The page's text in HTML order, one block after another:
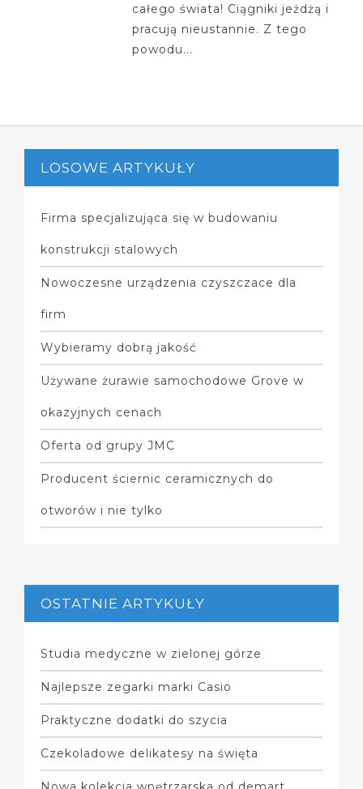
całego świata! Ciągniki jeżdżą i
pracują nieustannie. Z tego
powodu...
LOSOWE ARTYKUŁY
Firma specjalizująca się w budowaniu
konstrukcji stalowych
Nowoczesne urządzenia czyszczace dla
firm
Wybieramy dobrą jakość
Używane żurawie samochodowe Grove w
okazyjnych cenach
Oferta od grupy JMC
Producent ściernic ceramicznych do
otworów i nie tylko
OSTATNIE ARTYKUŁY
Studia medyczne w zielonej górze
Najlepsze zegarki marki Casio
Praktyczne dodatki do szycia
Czekoladowe delikatesy na święta